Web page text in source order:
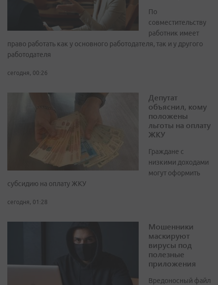
По
совместительству
работник имеет
право работать как у основного работодателя, так и у другого
работодателя
сегодня, 00:26
Депутат
объяснил, кому
положены
льготы на оплату
ЖКУ
Граждане с
низкими доходами
могут оформить
субсидию на оплату ЖКУ
сегодня, 01:28
Мошенники
маскируют
вирусы под
полезные
приложения
Вредоносный файл